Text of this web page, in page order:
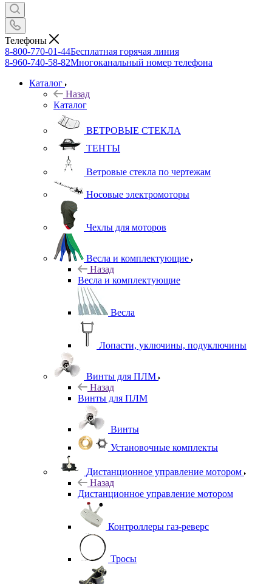
Телефоны
8-800-770-01-44Бесплатная горячая линия
8-960-740-58-82Многоканальный номер телефона
Каталог
Назад
Каталог
ВЕТРОВЫЕ СТЕКЛА
ТЕНТЫ
Ветровые стекла по чертежам
Носовые электромоторы
Чехлы для моторов
Весла и комплектующие
Назад
Весла и комплектующие
Весла
Лопасти, уключины, подуключины
Винты для ПЛМ
Назад
Винты для ПЛМ
Винты
Установочные комплекты
Дистанционное управление мотором
Назад
Дистанционное управление мотором
Контроллеры газ-реверс
Тросы